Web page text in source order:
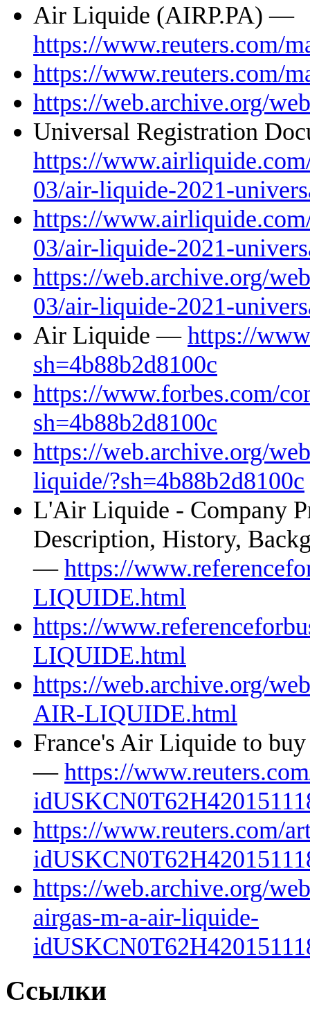
Air Liquide (AIRP.PA) —
https://www.reuters.com/
https://www.reuters.com/
https://web.archive.org/
Universal Registration
https://
03/air-liquide-2021-
https://
03/air-liquide-2021-
https://web.archive.org/
03/air-liquide-2021-
Air Liquide — https://
sh=4b88b2d8100c
https://www.forbes.com/
sh=4b88b2d8100c
https://web.archive.org/
liquide/?sh=4b88b2d8100c
L'Air Liquide - Company
Description, History,
— https://
LIQUIDE.html
https://
LIQUIDE.html
https://web.archive.org/
AIR-LIQUIDE.html
France's Air Liquide to
— https://
https://www.reuters.com/
https://web.archive.org/
airgas-m-a-air-liquide-
Ссылки